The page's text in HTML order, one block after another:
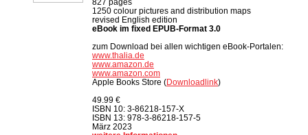
1250 colour pictures and distribution maps
revised English edition
eBook im fixed EPUB-Format 3.0
zum Download bei allen wichtigen eBook-Portalen:
www.thalia.de
www.amazon.de
www.amazon.com
Apple Books Store (Downloadlink)
49.99 €
ISBN 10: 3-86218-157-X
ISBN 13: 978-3-86218-157-5
März 2023